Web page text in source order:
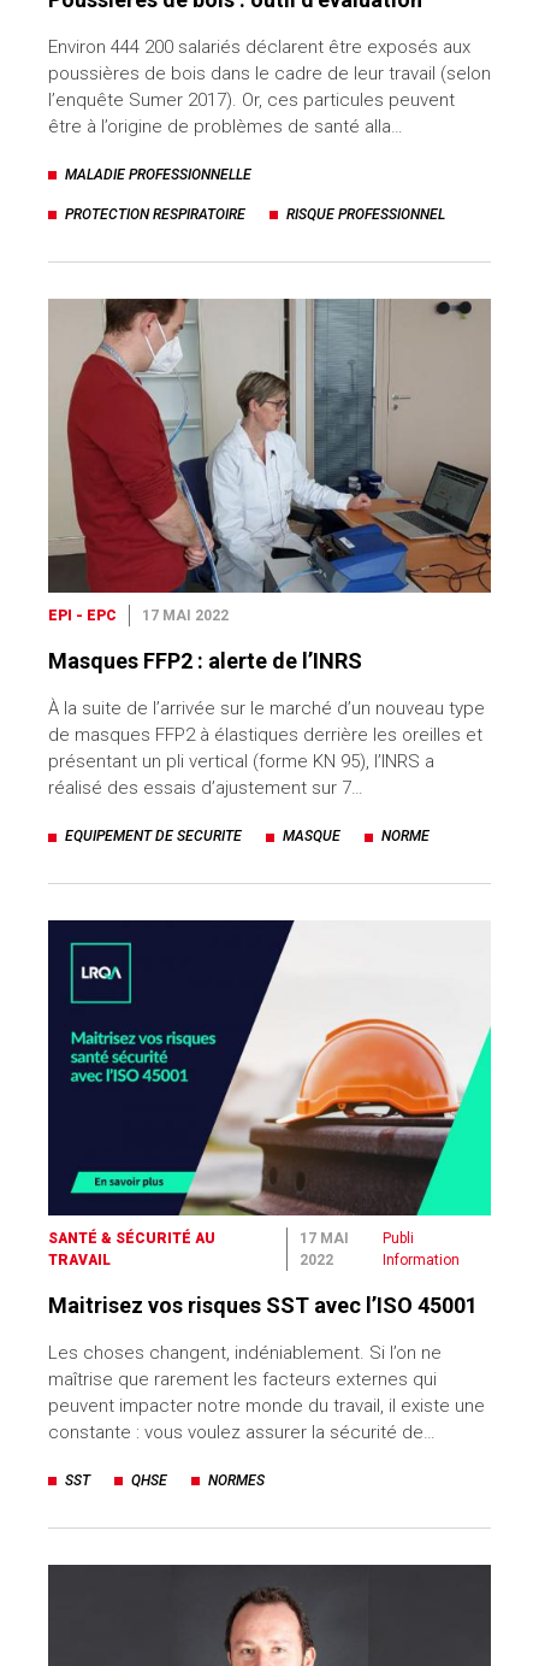
Environ 444 200 salariés déclarent être exposés aux
poussières de bois dans le cadre de leur travail (selon
l’enquête Sumer 2017). Or, ces particules peuvent
être à l’origine de problèmes de santé alla…
MALADIE PROFESSIONNELLE
PROTECTION RESPIRATOIRE RISQUE PROFESSIONNEL
EPI - EPC 17 MAI 2022
Masques FFP2 : alerte de l’INRS
À la suite de l’arrivée sur le marché d’un nouveau type
de masques FFP2 à élastiques derrière les oreilles et
présentant un pli vertical (forme KN 95), l’INRS a
réalisé des essais d’ajustement sur 7…
EQUIPEMENT DE SECURITE MASQUE NORME
SANTÉ & SÉCURITÉ AU
TRAVAIL
17 MAI
2022
Publi
Information
Maitrisez vos risques SST avec l’ISO 45001
Les choses changent, indéniablement. Si l’on ne
maîtrise que rarement les facteurs externes qui
peuvent impacter notre monde du travail, il existe une
constante : vous voulez assurer la sécurité de…
SST QHSE NORMES